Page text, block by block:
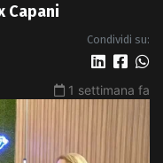
Capani
Condividi su:
1 settimana fa